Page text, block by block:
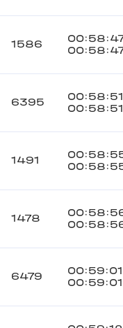
1586
6395
00:58:51
00:58:51
1491
1478
6479
00:59:01
00:59:01